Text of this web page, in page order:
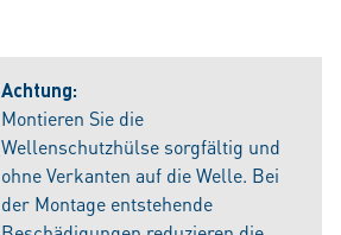
Achtung:
Montieren Sie die
Wellenschutzhülse sorgfältig und
ohne Verkanten auf die Welle. Bei
der Montage entstehende